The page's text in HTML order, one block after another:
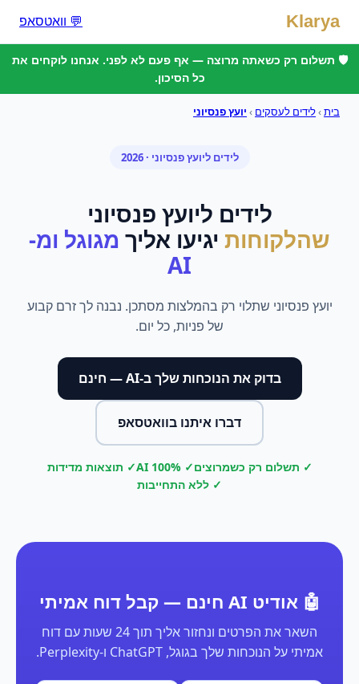
Klarya 💬 וואטסאפ
🛡️ תשלום רק כשאתה מרוצה — אף פעם לא לפני. אנחנו לוקחים את
כל הסיכון.
בית›לידים לעסקים › יועץ פנסיוני
לידים ליועץ פנסיוני · 2026
לידים ליועץ פנסיוני
שהלקוחות יגיעו אליך מגוגל ומ-
AI
יועץ פנסיוני שתלוי רק בהמלצות מסתכן. נבנה לך זרם קבוע
של פניות, כל יום.
בדוק את הנוכחות שלך ב-AI — חינם
דברו איתנו בוואטסאפ
✓ תשלום רק כשמרוצים✓ 100% AI
✓ תוצאות מדידות
✓ ללא התחייבות
🤖 אודיט AI חינם — קבל דוח אמיתי
השאר את הפרטים ונחזור אליך תוך 24 שעות עם דוח
אמיתי על הנוכחות שלך בגוגל, ChatGPT ו-Perplexity.